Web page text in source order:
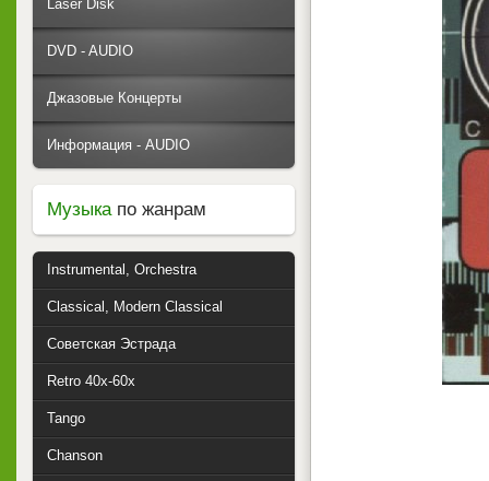
Laser Disk
DVD - AUDIO
Джазовые Концерты
Информация - AUDIO
Музыкапо жанрам
Instrumental, Orchestra
Classical, Modern Classical
Советская Эстрада
Retro 40x-60x
Tango
Chanson